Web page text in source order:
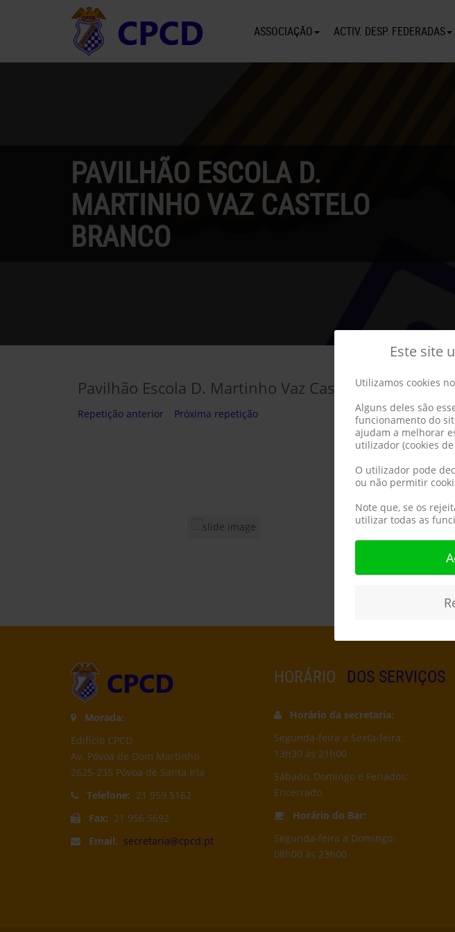
ASSOCIAÇÃO ACTIV. DESP. FEDERADAS
PAVILHÃO ESCOLA D.
MARTINHO VAZ CASTELO
BRANCO
Pavilhão Escola D. Martinho Vaz Castelo Branco
Repetição anterior Próxima repetição
Morada:
Edifício CPCD
Av. Póvoa de Dom Martinho
2625-235 Póvoa de Santa Iria
Telefone: 21 959 5162
Fax: 21 956 5692
Email: secretaria@cpcd.pt
HORÁRIO DOS SERVIÇOS
Horário da secretaria:
Segunda-feira a Sexta-feira:
13h30 às 21h00
Sábado, Domingo e Feriados:
Encerrado
Horário do Bar:
Segunda-feira a Domingo:
08h00 às 23h00
Este site
Utilizamos cookies
Alguns deles são
funcionamento do
ajudam a melhorar
utilizador (cookies
O utilizador pode
ou não permitir
Note que, se os
utilizar todas as